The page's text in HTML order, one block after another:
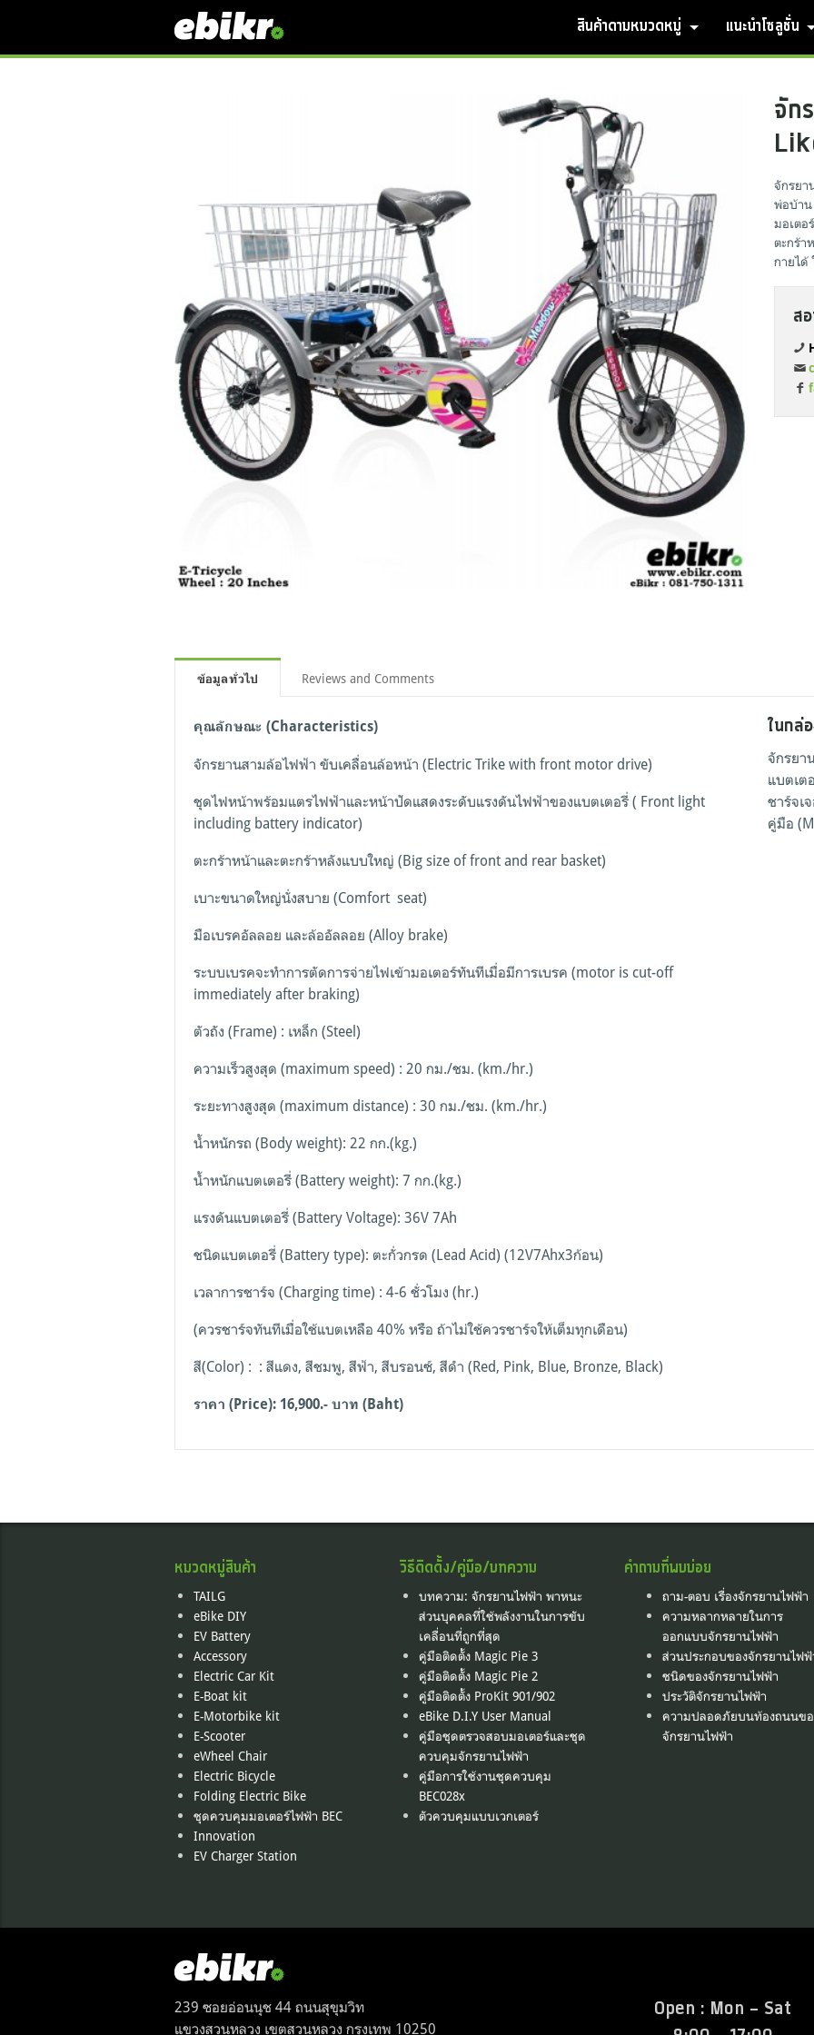
สินค้าตามหมวดหมู่ แนะนำโซลูชั่น
จัก
จักรยา
พ่อบ้าน
มอเตอ
ตะกร้า
กายได้
ส
ข้อมูลทั่วไป Reviews and Comments
คุณลักษณะ (Characteristics)
จักรยานสามล้อไฟฟ้า ขับเคลื่อนล้อหน้า (Electric Trike with front motor drive)
ชุดไฟหน้าพร้อมแตรไฟฟ้าและหน้าปัดแสดงระดับแรงดันไฟฟ้าของแบตเตอรี่ ( Front light
including battery indicator)
ตะกร้าหน้าและตะกร้าหลังแบบใหญ่ (Big size of front and rear basket)
เบาะขนาดใหญ่นั่งสบาย (Comfort seat)
มือเบรคอัลลอย และล้ออัลลอย (Alloy brake)
ระบบเบรคจะทำการตัดการจ่ายไฟเข้ามอเตอร์ทันทีเมื่อมีการเบรค (motor is cut-off
immediately after braking)
ตัวถัง (Frame) : เหล็ก (Steel)
ความเร็วสูงสุด (maximum speed) : 20 กม./ชม. (km./hr.)
ระยะทางสูงสุด (maximum distance) : 30 กม./ชม. (km./hr.)
น้ำหนักรถ (Body weight): 22 กก.(kg.)
น้ำหนักแบตเตอรี่ (Battery weight): 7 กก.(kg.)
แรงดันแบตเตอรี่ (Battery Voltage): 36V 7Ah
ชนิดแบตเตอรี่ (Battery type): ตะกั่วกรด (Lead Acid) (12V7Ahx3ก้อน)
เวลาการชาร์จ (Charging time) : 4-6 ชั่วโมง (hr.)
(ควรชาร์จทันทีเมื่อใช้แบตเหลือ 40% หรือ ถ้าไม่ใช้ควรชาร์จให้เต็มทุกเดือน)
สี(Color) : : สีแดง, สีชมพู, สีฟ้า, สีบรอนซ์, สีดำ (Red, Pink, Blue, Bronze, Black)
ราคา (Price): 16,900.- บาท (Baht)
ในกล่
จักรยา
แบตเต
ชาร์จเ
คู่มือ
หมวดหมู่สินค้า
TAILG
eBike DIY
EV Battery
Accessory
Electric Car Kit
E-Boat kit
E-Motorbike kit
E-Scooter
eWheel Chair
Electric Bicycle
Folding Electric Bike
ชุดควบคุมมอเตอร์ไฟฟ้า BEC
Innovation
EV Charger Station
วิธีติดตั้ง/คู่มือ/บทความ
บทความ: จักรยานไฟฟ้า พาหนะ
ส่วนบุคคลที่ใช้พลังงานในการขับ
เคลื่อนที่ถูกที่สุด
คู่มือติดตั้ง Magic Pie 3
คู่มือติดตั้ง Magic Pie 2
คู่มือติดตั้ง ProKit 901/902
eBike D.I.Y User Manual
คู่มือชุดตรวจสอบมอเตอร์และชุด
ควบคุมจักรยานไฟฟ้า
คู่มือการใช้งานชุดควบคุม
BEC028x
ตัวควบคุมแบบเวกเตอร์
คำถามที่พบบ่อย
ถาม-ตอบ เรื่องจักรยานไฟฟ้า
ความหลากหลายในการ
ออกแบบจักรยานไฟฟ้า
ส่วนประกอบของจักรยานไฟฟ้
ชนิดของจักรยานไฟฟ้า
ประวัติจักรยานไฟฟ้า
ความปลอดภัยบนท้องถนนข
จักรยานไฟฟ้า
239 ซอยอ่อนนุช 44 ถนนสุขุมวิท
แขวงสวนหลวง เขตสวนหลวง กรุงเทพ 10250
Open : Mon - Sat